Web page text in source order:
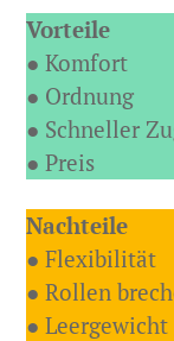
Vorteile
● Komfort
● Ordnung
● Schneller
● Preis
Nachteile
● Flexibilität
● Rollen
●